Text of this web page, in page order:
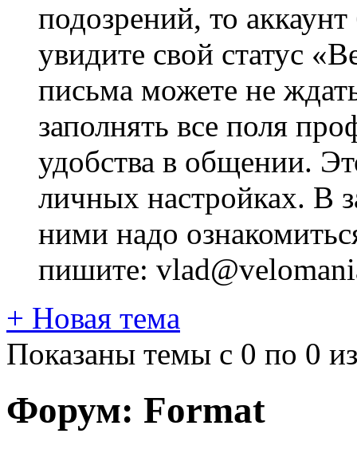
подозрений, то
увидите свой статус
письма можете не
заполнять все поля
удобства в общении.
личных настройках. В
ними надо
пишите:
+ Новая тема
Показаны темы с 0 по 0
Форум: Format